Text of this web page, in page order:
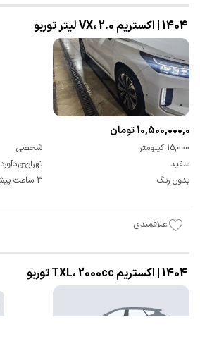
1404 | اکستریم VX، 2.0 لیتر توربو
10,500,000,000 تومان
15,000 کیلومتر
شخصی
سفید
تهران-وردآورد
بدون رنگ
3 ساعت پیش
علاقمندی
1404 | اکستریم TXL، 2000cc توربو